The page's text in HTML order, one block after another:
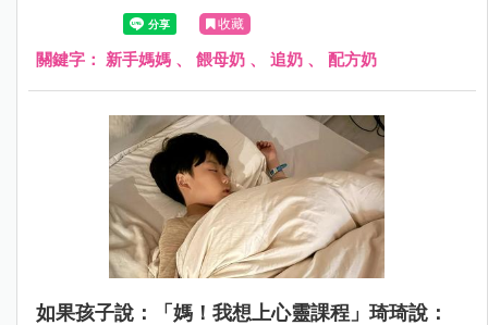
量⋯給配方你就輸了！ 以上惡夢，何時能終結呢？還給媽媽
餵奶自主權吧！
收藏
關鍵字： 新手媽媽 、 餵母奶 、 追奶 、 配方奶
如果孩子說：「媽！我想上心靈課程」琦琦說：